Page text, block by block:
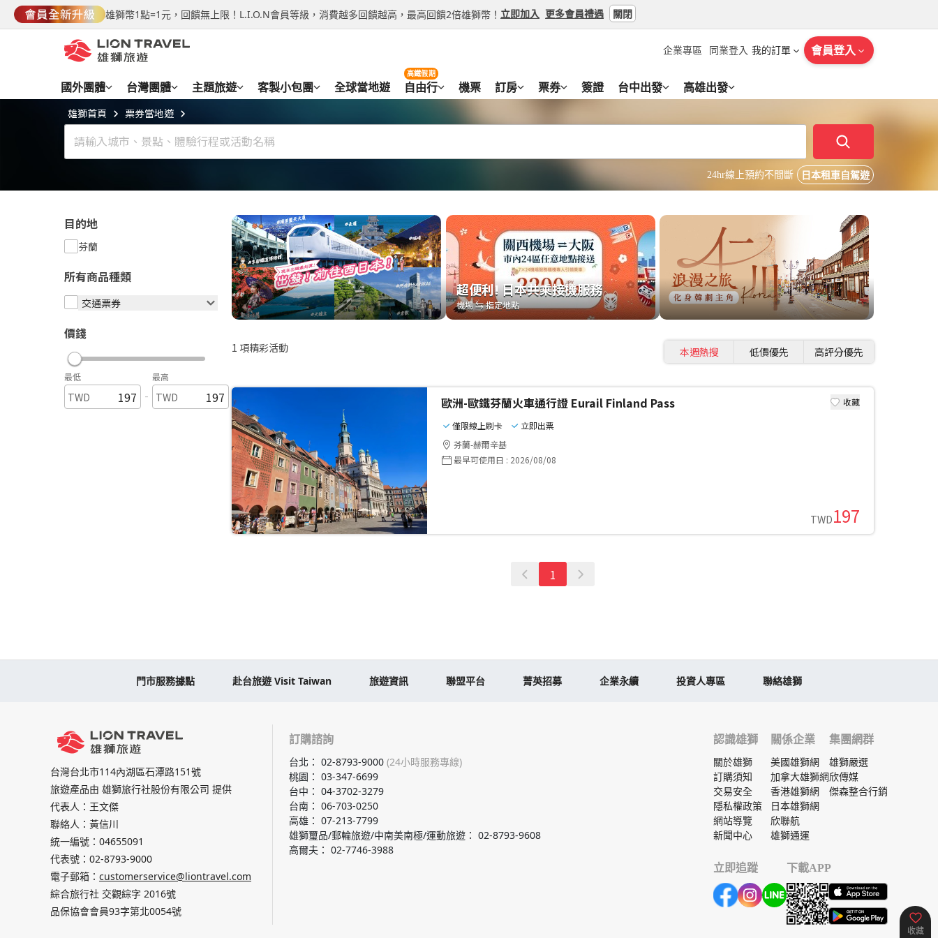
雄獅幣1點=1元，回饋無上限！L.I.O.N會員等級，消費越多回饋越高，最高回饋2倍雄獅幣！ 立即加入 更多會員禮遇 關閉
企業專區 同業登入 我的訂單 會員登入
國外團體 台灣團體 主題旅遊 客製小包團 全球當地遊 自由行
高鐵假期
機票 訂房 票券 簽證 台中出發 高雄出發
雄獅首頁 票券當地遊
24hr線上預約不間斷 日本租車自駕遊
目的地
芬蘭
所有商品種類
交通票券
價錢
最低
-
最高
超便利! 日本共乘接機服務
機場 ⇆ 指定地點
超便利! 日本共乘接機服務
機場 ⇆ 指定地點
1 項精彩活動 本週熱搜 低價優先 高評分優先
歐洲-歐鐵芬蘭火車通行證 Eurail Finland Pass
收藏
僅限線上刷卡
立即出票
芬蘭-赫爾辛基
最早可使用日 : 2026/08/08
TWD197
1
收藏
門市服務據點 赴台旅遊 Visit Taiwan 旅遊資訊 聯盟平台 菁英招募 企業永續 投資人專區 聯絡雄獅
訂購諮詢
台北 ： 02-8793-9000 (24小時服務專線)
桃園 ： 03-347-6699
台中 ： 04-3702-3279
台南 ： 06-703-0250
高雄 ： 07-213-7799
雄獅璽品/郵輪旅遊/中南美南極/運動旅遊 ： 02-8793-9608
高爾夫 ： 02-7746-3988
認識雄獅
關於雄獅
訂購須知
交易安全
隱私權政策
網站導覽
新聞中心
關係企業
美國雄獅網
加拿大雄獅網
香港雄獅網
日本雄獅網
欣聯航
雄獅通運
集團網群
雄獅嚴選
欣傳媒
傑森整合行銷
立即追蹤 下載APP
台灣台北市114內湖區石潭路151號
旅遊產品由 雄獅旅行社股份有限公司 提供
代表人：王文傑
聯絡人：黃信川
統一編號：04655091
代表號： 02-8793-9000
電子郵箱： customerservice@liontravel.com
綜合旅行社 交觀綜字 2016號
品保協會會員93字第北0054號